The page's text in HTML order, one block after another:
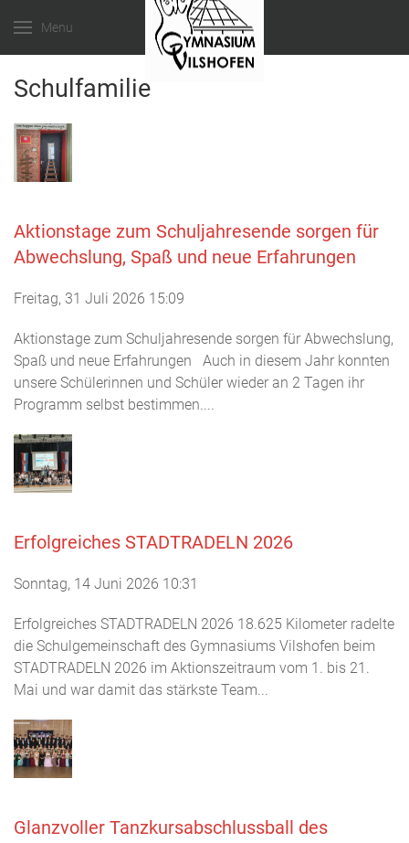
Menu
Schulfamilie
Aktionstage zum Schuljahresende sorgen für
Abwechslung, Spaß und neue Erfahrungen
Freitag, 31 Juli 2026 15:09
Aktionstage zum Schuljahresende sorgen für Abwechslung,
Spaß und neue Erfahrungen Auch in diesem Jahr konnten
unsere Schülerinnen und Schüler wieder an 2 Tagen ihr
Programm selbst bestimmen....
Erfolgreiches STADTRADELN 2026
Sonntag, 14 Juni 2026 10:31
Erfolgreiches STADTRADELN 2026 18.625 Kilometer radelte
die Schulgemeinschaft des Gymnasiums Vilshofen beim
STADTRADELN 2026 im Aktionszeitraum vom 1. bis 21.
Mai und war damit das stärkste Team...
Glanzvoller Tanzkursabschlussball des